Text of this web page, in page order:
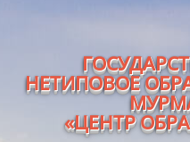
НЕТИПОВОЕ
«ЦЕНТР